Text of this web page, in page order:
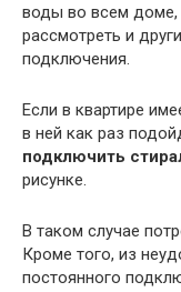
воды во всем доме,
рассмотреть и
подключения.
Если в квартире
в ней как раз
подключить
рисунке.
В таком случае
Кроме того, из
постоянного